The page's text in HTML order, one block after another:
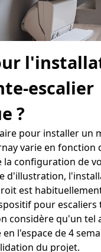
escalier
?
pour installer un
varie en fonction
la configuration de
d'illustration,
est
pour escaliers
considère qu'un tel
l'espace de 4
du projet.